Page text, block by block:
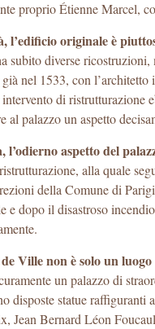
proprio Étienne Marcel,
l’edificio originale è
subito diverse
già nel 1533, con
di ristrutturazione
al palazzo un aspetto
l’odierno aspetto del
alla quale
della Comune di
e dopo il disastroso
Ville non è solo un
un palazzo di
disposte statue raffiguranti
Jean Bernard Léon